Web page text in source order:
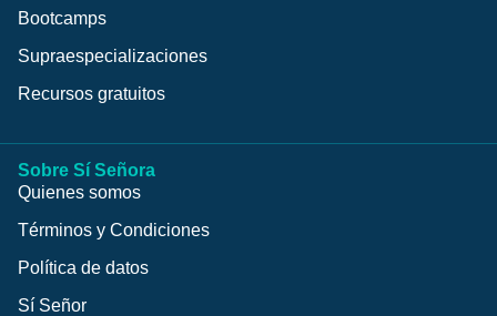
Bootcamps
Supraespecializaciones
Recursos gratuitos
Sobre Sí Señora
Quienes somos
Términos y Condiciones
Política de datos
Sí Señor